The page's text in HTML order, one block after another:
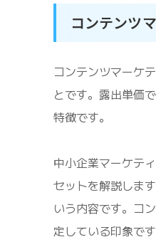
コンテンツ
コンテンツマーケ
とです。露出単価
特徴です。
中小企業マーケテ
セットを解説しま
いう内容です。コ
定している印象です